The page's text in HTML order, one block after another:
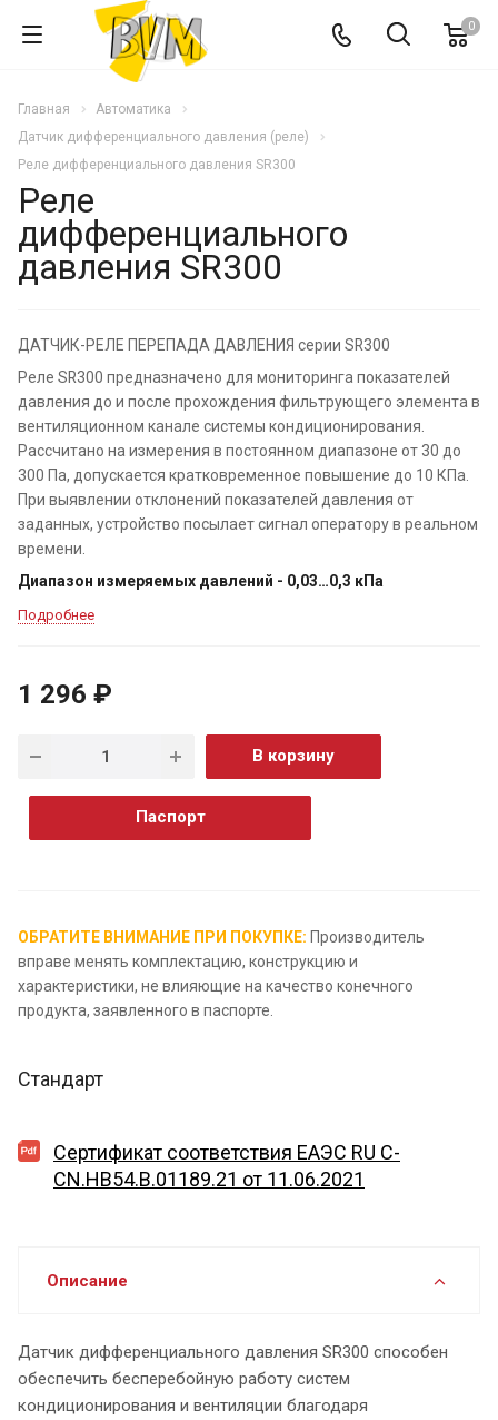
0
Главная
Автоматика
Датчик дифференциального давления (реле)
Реле дифференциального давления SR300
Реле
дифференциального
давления SR300
ДАТЧИК-РЕЛЕ ПЕРЕПАДА ДАВЛЕНИЯ серии SR300
Реле SR300 предназначено для мониторинга показателей
давления до и после прохождения фильтрующего элемента в
вентиляционном канале системы кондиционирования.
Рассчитано на измерения в постоянном диапазоне от 30 до
300 Па, допускается кратковременное повышение до 10 КПа.
При выявлении отклонений показателей давления от
заданных, устройство посылает сигнал оператору в реальном
времени.
Диапазон измеряемых давлений - 0,03…0,3 кПа
Подробнее
1 296 ₽
В корзину
Паспорт
ОБРАТИТЕ ВНИМАНИЕ ПРИ ПОКУПКЕ: Производитель
вправе менять комплектацию, конструкцию и
характеристики, не влияющие на качество конечного
продукта, заявленного в паспорте.
Стандарт
Сертификат соответствия ЕАЭС RU C-
CN.HB54.B.01189.21 от 11.06.2021
Описание
Датчик дифференциального давления SR300 способен
обеспечить бесперебойную работу систем
кондиционирования и вентиляции благодаря